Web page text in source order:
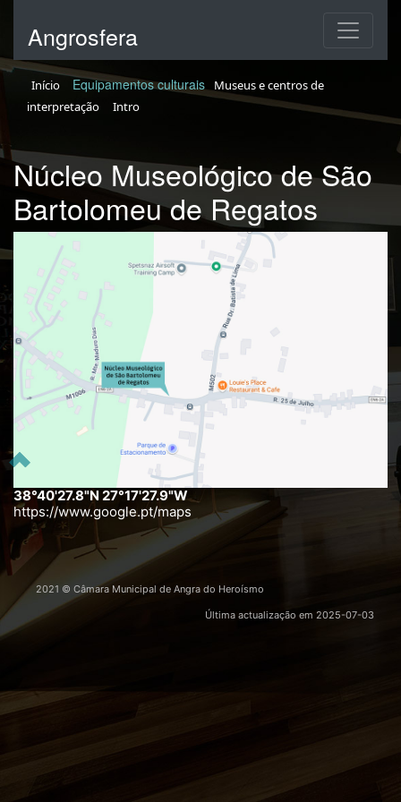
Angrosfera
Início Equipamentos culturais
Museus e centros de
interpretação
Intro
Núcleo Museológico de São
Bartolomeu de Regatos
38°40'27.8"N 27°17'27.9"W
https://www.google.pt/maps
2021 © Câmara Municipal de Angra do Heroísmo
Última actualização em 2025-07-03